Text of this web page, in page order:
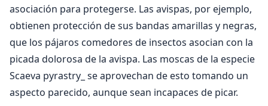
asociación para protegerse. Las avispas, por ejemplo,
obtienen protección de sus bandas amarillas y negras,
que los pájaros comedores de insectos asocian con la
picada dolorosa de la avispa. Las moscas de la especie
Scaeva pyrastry_ se aprovechan de esto tomando un
aspecto parecido, aunque sean incapaces de picar.